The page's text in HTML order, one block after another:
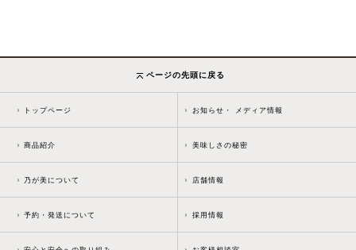
ページの先頭に戻る
トップページ お知らせ・ メディア情報
商品紹介 美味しさの秘密
乃が美について 店舗情報
予約・発送について 採用情報